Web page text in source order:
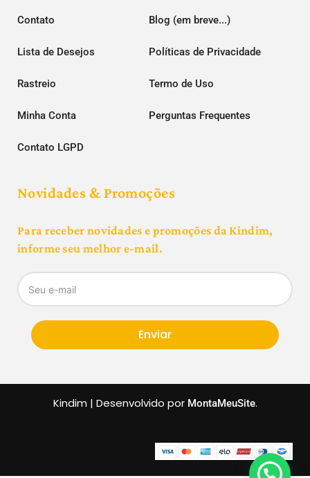
Contato Blog (em breve...)
Lista de Desejos Políticas de Privacidade
Rastreio Termo de Uso
Minha Conta Perguntas Frequentes
Contato LGPD
Novidades & Promoções
Para receber novidades e promoções da Kindim,
informe seu melhor e-mail.
Enviar
Kindim | Desenvolvido por MontaMeuSite.